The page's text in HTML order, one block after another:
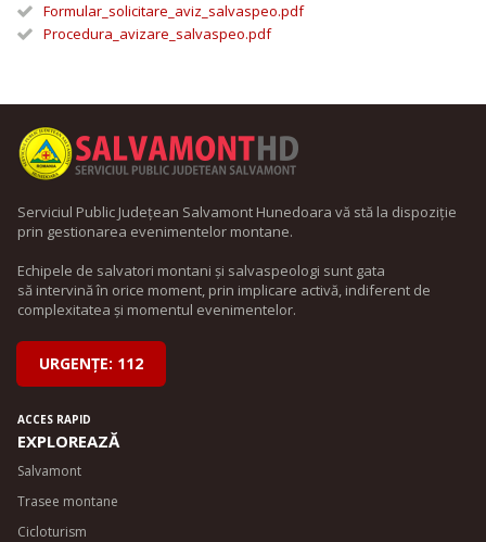
Formular_solicitare_aviz_salvaspeo.pdf
Procedura_avizare_salvaspeo.pdf
Serviciul Public Județean Salvamont Hunedoara vă stă la dispoziție
prin gestionarea evenimentelor montane.
Echipele de salvatori montani și salvaspeologi sunt gata
să intervină în orice moment, prin implicare activă, indiferent de
complexitatea și momentul evenimentelor.
URGENȚE: 112
ACCES RAPID
EXPLOREAZĂ
Salvamont
Trasee montane
Cicloturism